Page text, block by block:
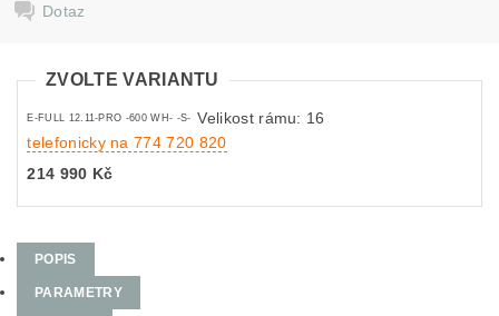
Dotaz
ZVOLTE VARIANTU
E-FULL 12.11-PRO -600 WH- -S-
Velikost rámu: 16
telefonicky na 774 720 820
214 990 Kč
POPIS
PARAMETRY